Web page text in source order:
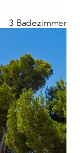
3 Badezimmer